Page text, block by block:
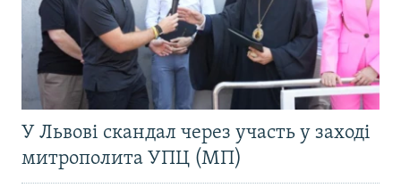
У Львові скандал через участь у заході
митрополита УПЦ (МП)